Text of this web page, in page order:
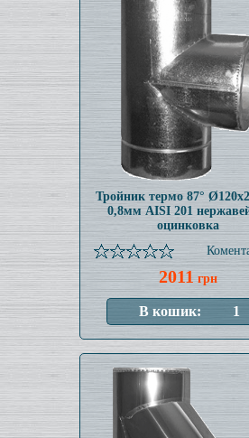
Тройник термо 87°
0,8мм AISI 201
оцинковка
2011грн